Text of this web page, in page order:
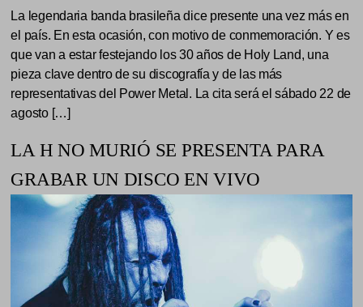
La legendaria banda brasileña dice presente una vez más en
el país. En esta ocasión, con motivo de conmemoración. Y es
que van a estar festejando los 30 años de Holy Land, una
pieza clave dentro de su discografía y de las más
representativas del Power Metal. La cita será el sábado 22 de
agosto […]
LA H NO MURIÓ SE PRESENTA PARA
GRABAR UN DISCO EN VIVO